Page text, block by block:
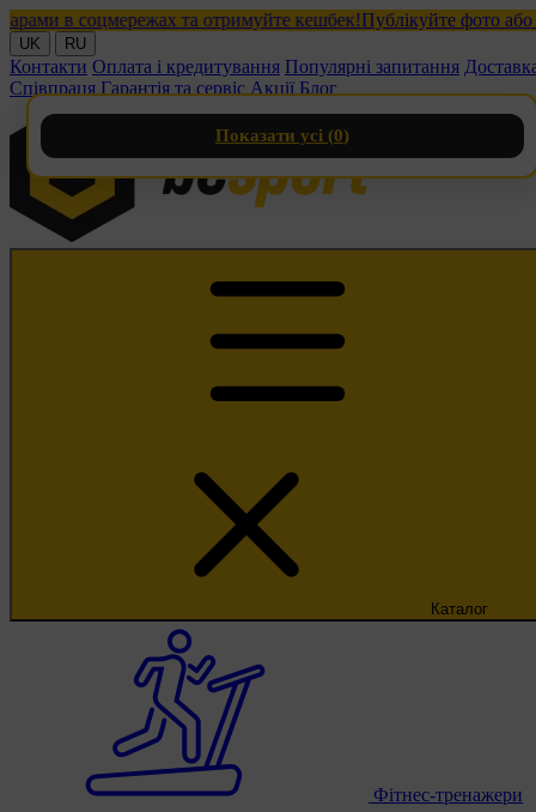
в соцмережах та отримуйте кешбек!Публікуйте фото або
UK RU
Контакти Оплата і кредитування Популярні запитання
Співпраця Гарантія та сервіс Акції Блог
Каталог
Фітнес-тренажери
Показати усі (0)